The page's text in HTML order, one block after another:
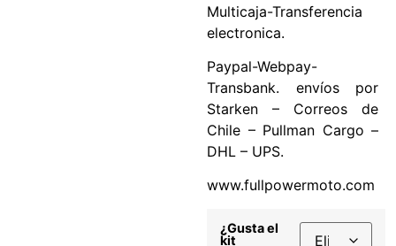
Multicaja-Transferencia
electronica.
Paypal-Webpay-
Transbank. envíos por
Starken – Correos de
Chile – Pullman Cargo –
DHL – UPS.
www.fullpowermoto.com
¿Gusta el
kit